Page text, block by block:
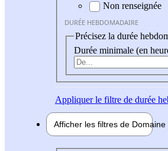
Non renseignée
DURÉE HEBDOMADAIRE
Précisez la durée
Durée minimale (en
Appliquerle filtre de durée
Afficher les filtres de Domaine